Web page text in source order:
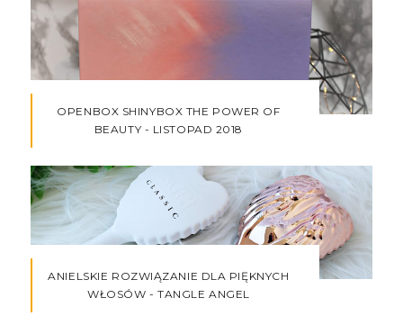
OPENBOX SHINYBOX THE POWER OF
BEAUTY - LISTOPAD 2018
ANIELSKIE ROZWIĄZANIE DLA PIĘKNYCH
WŁOSÓW - TANGLE ANGEL